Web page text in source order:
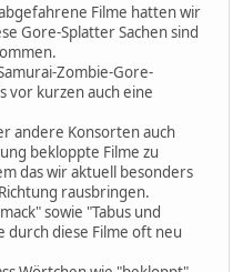
Filme hatten wir
Gore-Splatter Sachen sind
Zombie-Gore-
vor kurzen auch eine
andere Konsorten auch
bekloppte Filme zu
das wir aktuell besonders
rausbringen.
sowie "Tabus und
diese Filme oft neu